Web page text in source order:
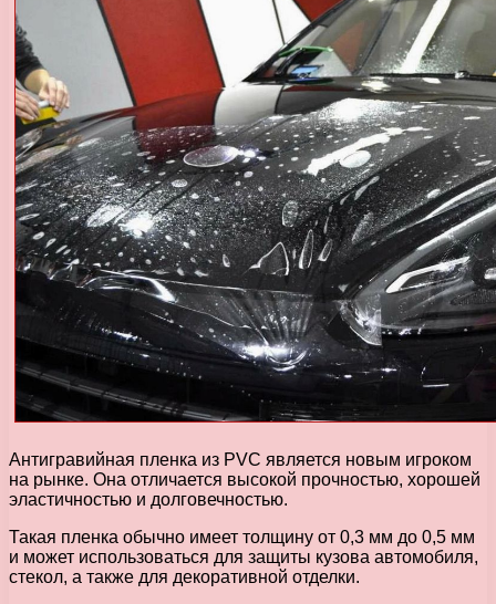
Антигравийная пленка из PVC является новым игроком
на рынке. Она отличается высокой прочностью, хорошей
эластичностью и долговечностью.
Такая пленка обычно имеет толщину от 0,3 мм до 0,5 мм
и может использоваться для защиты кузова автомобиля,
стекол, а также для декоративной отделки.